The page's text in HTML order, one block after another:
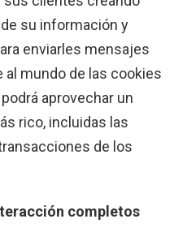
su información y
enviarles mensajes
al mundo de las cookies
aprovechar un
rico, incluidas las
de los
completos